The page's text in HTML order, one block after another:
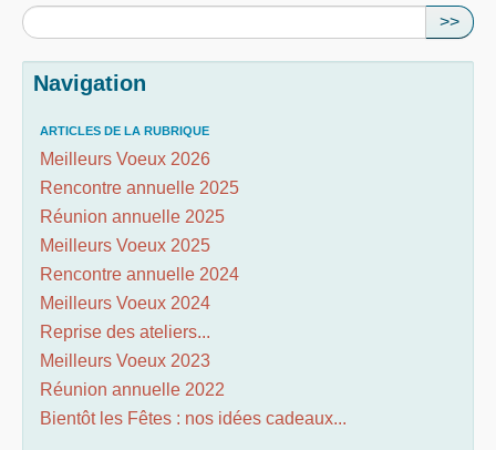
>>
Navigation
ARTICLES DE LA RUBRIQUE
Meilleurs Voeux 2026
Rencontre annuelle 2025
Réunion annuelle 2025
Meilleurs Voeux 2025
Rencontre annuelle 2024
Meilleurs Voeux 2024
Reprise des ateliers...
Meilleurs Voeux 2023
Réunion annuelle 2022
Bientôt les Fêtes : nos idées cadeaux...